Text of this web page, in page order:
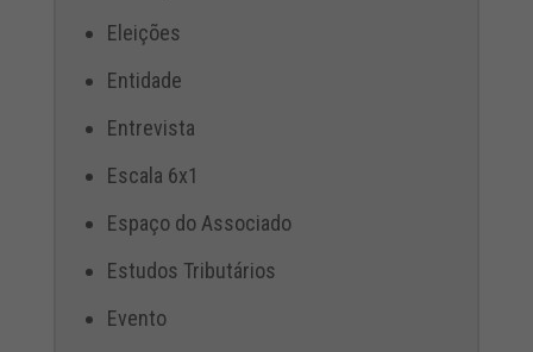
Eleições
Entidade
Entrevista
Escala 6x1
Espaço do Associado
Estudos Tributários
Evento